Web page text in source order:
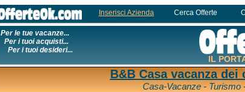
Inserisci Azienda Cerca Offerte
Per le tue vacanze...
Per i tuoi acquisti...
Per i tuoi desideri...
IL
B&B Casa vacanza
Casa-Vacanze -